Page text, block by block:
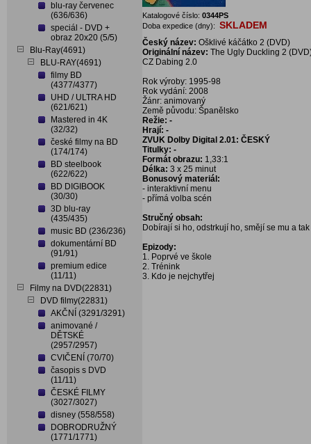
blu-ray červenec
(636/636)
speciál - DVD +
obraz 20x20 (5/5)
Blu-Ray(4691)
BLU-RAY(4691)
filmy BD
(4377/4377)
UHD / ULTRA HD
(621/621)
Mastered in 4K
(32/32)
české filmy na BD
(174/174)
BD steelbook
(622/622)
BD DIGIBOOK
(30/30)
3D blu-ray
(435/435)
music BD (236/236)
dokumentární BD
(91/91)
premium edice
(11/11)
Filmy na DVD(22831)
DVD filmy(22831)
AKČNÍ (3291/3291)
animované /
DĚTSKÉ
(2957/2957)
CVIČENÍ (70/70)
časopis s DVD
(11/11)
ČESKÉ FILMY
(3027/3027)
disney (558/558)
DOBRODRUŽNÝ
(1771/1771)
Katalogové číslo: 0344PS
Doba expedice (dny): SKLADEM
Český název: Ošklivé káčátko 2 (DVD)
Originální název: The Ugly Duckling 2
CZ Dabing 2.0
Rok výroby: 1995-98
Rok vydání: 2008
Žánr: animovaný
Země původu: Španělsko
Režie: -
Hrají: -
ZVUK Dolby Digital 2.01: ČESKÝ
Titulky: -
Formát obrazu: 1,33:1
Délka: 3 x 25 minut
Bonusový materiál:
- interaktivní menu
- přímá volba scén
Stručný obsah:
Dobírají si ho, odstrkují ho, smějí se mu a
Epizody:
1. Poprvé ve škole
2. Trénink
3. Kdo je nejchytřej